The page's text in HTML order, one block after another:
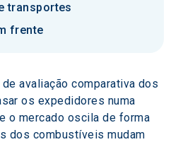
transportes
frente
avaliação comparativa dos
os expedidores numa
o mercado oscila de forma
dos combustíveis mudam